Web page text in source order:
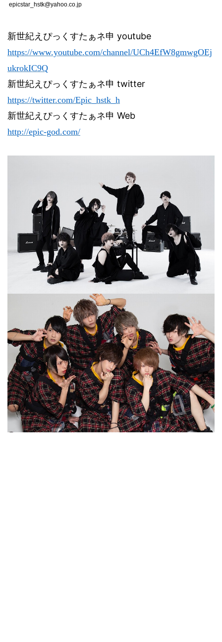
epicstar_hstk@yahoo.co.jp
新世紀えぴっくすたぁネ申 youtube
https://www.youtube.com/channel/UCh4EfW8gmwgOEj
ukrokIC9Q
新世紀えぴっくすたぁネ申 twitter
https://twitter.com/Epic_hstk_h
新世紀えぴっくすたぁネ申 Web
http://epic-god.com/